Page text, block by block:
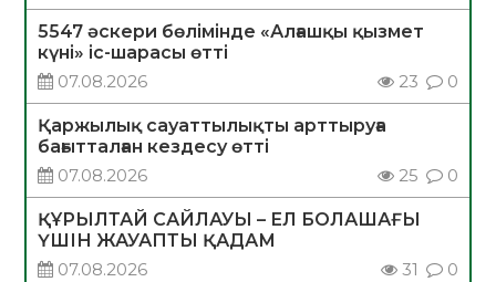
5547 әскери бөлімінде «Алғашқы қызмет
күні» іс-шарасы өтті
07.08.2026
23 0
Қаржылық сауаттылықты арттыруға
бағытталған кездесу өтті
07.08.2026
25 0
ҚҰРЫЛТАЙ САЙЛАУЫ – ЕЛ БОЛАШАҒЫ
ҮШІН ЖАУАПТЫ ҚАДАМ
07.08.2026
31 0